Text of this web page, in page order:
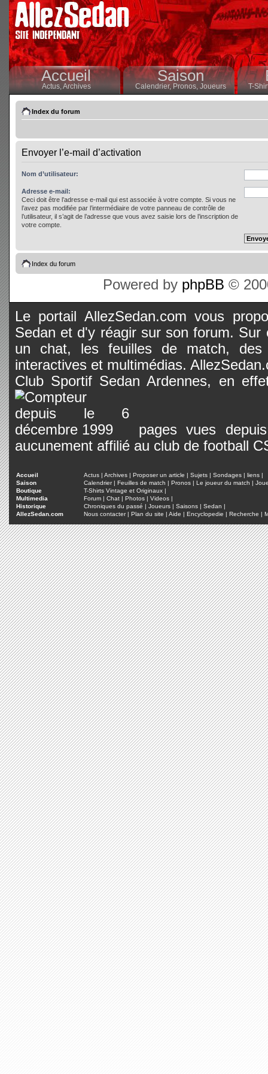
Accueil
Actus,Archives
Saison
Calendrier,Pronos, Joueurs T-
Index du forum
Envoyer l’e-mail d’activation
Nom d’utilisateur:
Adresse e-mail:
Ceci doit être l’adresse e-mail qui est associée à votre compte. Si vous ne
l’avez pas modifiée par l’intermédiaire de votre panneau de contrôle de
l’utilisateur, il s’agit de l’adresse que vous avez saisie lors de l’inscription de
votre compte.
Index du forum
Powered by phpBB ©
Le portail AllezSedan.com vous
Sedan et d'y réagir sur son forum.
un chat, les feuilles de match, des
interactives et multimédias.
Club Sportif Sedan Ardennes, en
pages vues
aucunement affilié au club de football
Accueil Actus | Archives | Proposer un article | Sujets | Sondages | liens |
Saison
Calendrier| Feuilles de match | Pronos | Le joueur du match |
Boutique
T-Shirts Vintage et Originaux |
Multimedia
Forum | Chat | Photos | Videos |
Historique
Chroniques du passé | Joueurs | Saisons | Sedan |
AllezSedan.com
Nous contacter| Plan du site | Aide | Encyclopedie | Recherche |